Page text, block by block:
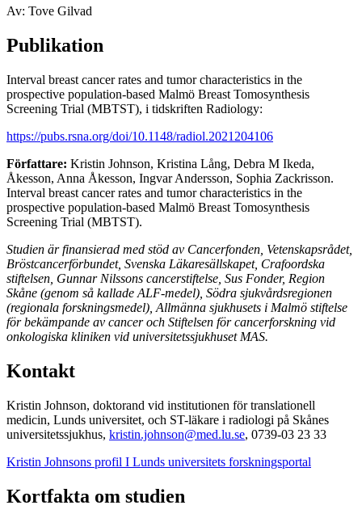
Av: Tove Gilvad
Publikation
Interval breast cancer rates and tumor characteristics in the
prospective population-based Malmö Breast Tomosynthesis
Screening Trial (MBTST), i tidskriften Radiology:
https://pubs.rsna.org/doi/10.1148/radiol.2021204106
Författare: Kristin Johnson, Kristina Lång, Debra M Ikeda,
Åkesson, Anna Åkesson, Ingvar Andersson, Sophia Zackrisson.
Interval breast cancer rates and tumor characteristics in the
prospective population-based Malmö Breast Tomosynthesis
Screening Trial (MBTST).
Studien är finansierad med stöd av Cancerfonden, Vetenskapsrådet,
Bröstcancerförbundet, Svenska Läkaresällskapet, Crafoordska
stiftelsen, Gunnar Nilssons cancerstiftelse, Sus Fonder, Region
Skåne (genom så kallade ALF-medel), Södra sjukvårdsregionen
(regionala forskningsmedel), Allmänna sjukhusets i Malmö stiftelse
för bekämpande av cancer och Stiftelsen för cancerforskning vid
onkologiska kliniken vid universitetssjukhuset MAS.
Kontakt
Kristin Johnson, doktorand vid institutionen för translationell
medicin, Lunds universitet, och ST-läkare i radiologi på Skånes
universitetssjukhus, kristin.johnson@med.lu.se, 0739-03 23 33
Kristin Johnsons profil I Lunds universitets forskningsportal
Kortfakta om studien